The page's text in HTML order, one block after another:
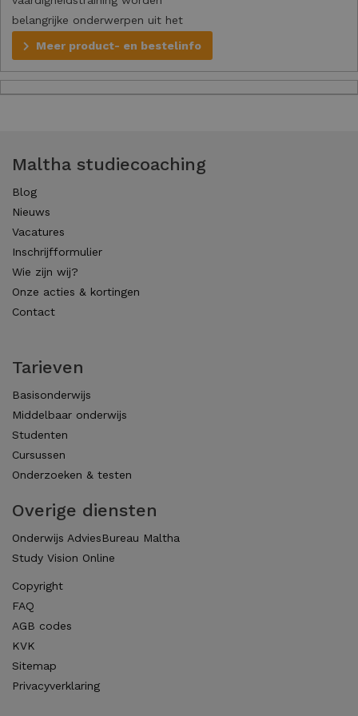
belangrijke onderwerpen uit het
examenjaar besproken.
Meer product- en bestelinfo
Maltha studiecoaching
Blog
Nieuws
Vacatures
Inschrijfformulier
Wie zijn wij?
Onze acties & kortingen
Contact
Tarieven
Basisonderwijs
Middelbaar onderwijs
Studenten
Cursussen
Onderzoeken & testen
Overige diensten
Onderwijs AdviesBureau Maltha
Study Vision Online
Copyright
FAQ
AGB codes
KVK
Sitemap
Privacyverklaring